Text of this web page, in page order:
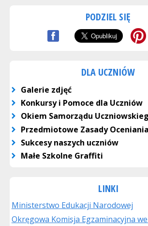
PODZIEL SIĘ
DLA UCZNIÓW
Galerie zdjęć
Konkursy i Pomoce dla Uczniów
Okiem Samorządu
Przedmiotowe Zasady
Sukcesy naszych uczniów
Małe Szkolne Graffiti
LINKI
Ministerstwo Edukacji Narodowej
Okręgowa Komisja Egzaminacyjna